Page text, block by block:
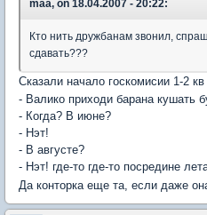
maa, on 18.04.2007 - 20:22:
Кто нить дружбанам звонил,
сдавать???
Сказали начало госкомисии 1-2
- Валико приходи барана кушать
- Когда? В июне?
- Нэт!
- В августе?
- Нэт! где-то где-то посредине
Да конторка еще та, если даже